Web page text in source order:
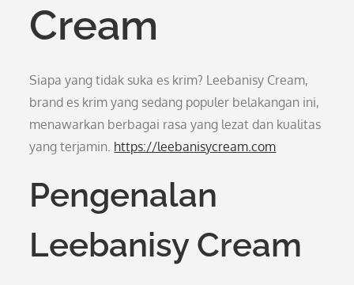
Cream
Siapa yang tidak suka es krim? Leebanisy Cream,
brand es krim yang sedang populer belakangan ini,
menawarkan berbagai rasa yang lezat dan kualitas
yang terjamin. https://leebanisycream.com
Pengenalan
Leebanisy Cream